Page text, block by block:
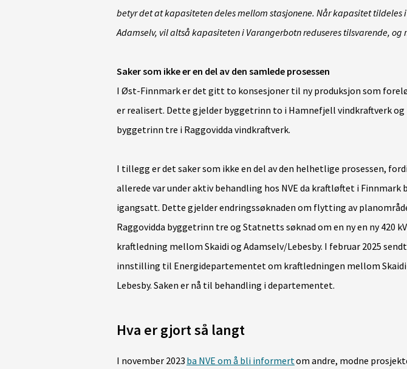
betyr det at kapasiteten deles mellom stasjonene. Når kapasitet tildeles i
Adamselv, vil altså kapasiteten i Varangerbotn reduseres tilsvarende, og
Saker som ikke er en del av den samlede prosessen
I Øst-Finnmark er det gitt to konsesjoner til ny produksjon som
er realisert. Dette gjelder byggetrinn to i Hamnefjell vindkraftverk og
byggetrinn tre i Raggovidda vindkraftverk.
I tillegg er det saker som ikke en del av den helhetlige prosessen,
allerede var under aktiv behandling hos NVE da kraftløftet i Finnmark
igangsatt. Dette gjelder endringssøknaden om flytting av
Raggovidda byggetrinn tre og Statnetts søknad om en ny en ny 420 kV
kraftledning mellom Skaidi og Adamselv/Lebesby. I februar 2025
innstilling til Energidepartementet om kraftledningen mellom
Lebesby. Saken er nå til behandling i departementet.
Hva er gjort så langt
I november 2023 ba NVE om å bli informertom andre, modne